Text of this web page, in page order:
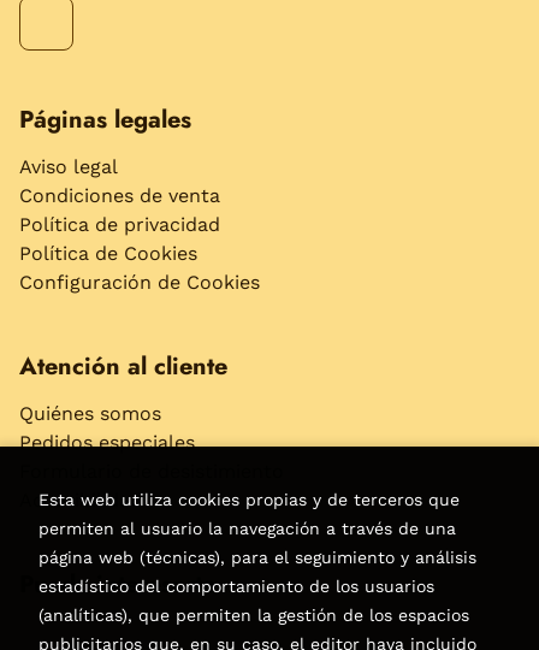
Páginas legales
Aviso legal
Condiciones de venta
Política de privacidad
Política de Cookies
Configuración de Cookies
Atención al cliente
Quiénes somos
Pedidos especiales
Accesibilidad
Puede interesarte
Esta web utiliza cookies propias y de terceros que
permiten al usuario la navegación a través de una
página web (técnicas), para el seguimiento y análisis
estadístico del comportamiento de los usuarios
(analíticas), que permiten la gestión de los espacios
publicitarios que, en su caso, el editor haya incluido